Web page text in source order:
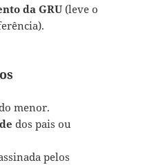
da GRU (leve o
menor.
dos pais ou
pelos